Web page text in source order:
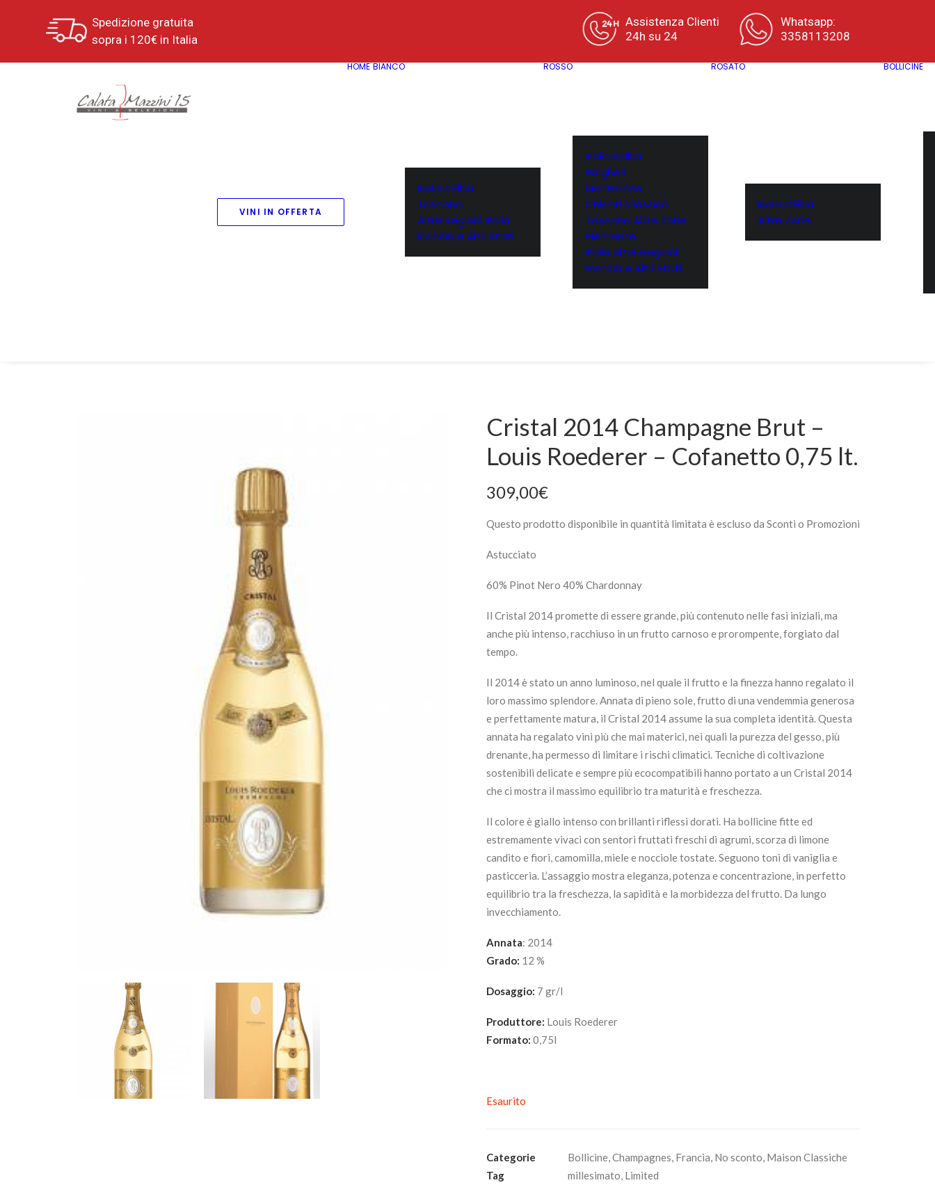
Spedizione gratuita
sopra i 120€ in Italia
Whatsapp:
3358113208
Assistenza Clienti
24h su 24
VINI IN OFFERTA
HOME BIANCO
Isola d’Elba
Toscana
Altre Regioni Italia
Francia e Altri Stati
ROSSO
Isola d’Elba
Bolgheri
Montalcino
Chianti Classico
Toscana Altre Zone
Piemonte
Italia Altre Regioni
Francia e Altri Stati
ROSATO
Isola d’Elba
Altre Zone
BOLLICINE
Cristal 2014 Champagne Brut –
Louis Roederer – Cofanetto 0,75 lt.
309,00€
Questo prodotto disponibile in quantità limitata è escluso da Sconti o Promozioni
Astucciato
60% Pinot Nero 40% Chardonnay
Il Cristal 2014 promette di essere grande, più contenuto nelle fasi iniziali, ma
anche più intenso, racchiuso in un frutto carnoso e prorompente, forgiato dal
tempo.
Il 2014 è stato un anno luminoso, nel quale il frutto e la finezza hanno regalato il
loro massimo splendore. Annata di pieno sole, frutto di una vendemmia generosa
e perfettamente matura, il Cristal 2014 assume la sua completa identità. Questa
annata ha regalato vini più che mai materici, nei quali la purezza del gesso, più
drenante, ha permesso di limitare i rischi climatici. Tecniche di coltivazione
sostenibili delicate e sempre più ecocompatibili hanno portato a un Cristal 2014
che ci mostra il massimo equilibrio tra maturità e freschezza.
Il colore è giallo intenso con brillanti riflessi dorati. Ha bollicine fitte ed
estremamente vivaci con sentori fruttati freschi di agrumi, scorza di limone
candito e fiori, camomilla, miele e nocciole tostate. Seguono toni di vaniglia e
pasticceria. L’assaggio mostra eleganza, potenza e concentrazione, in perfetto
equilibrio tra la freschezza, la sapidità e la morbidezza del frutto. Da lungo
invecchiamento.
Annata: 2014
Grado: 12 %
Dosaggio: 7 gr/l
Produttore: Louis Roederer
Formato: 0,75l
Esaurito
Categorie Bollicine,Champagnes, Francia, No sconto, Maison Classiche
Tag
millesimato, Limited